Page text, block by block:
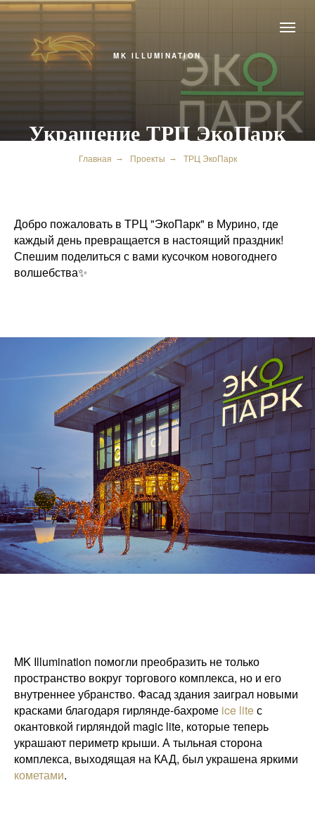
MK ILLUMINATION
Украшение ТРЦ ЭкоПарк
Главная → Проекты → ТРЦ ЭкоПарк
Добро пожаловать в ТРЦ "ЭкоПарк" в Мурино, где
каждый день превращается в настоящий праздник!
Спешим поделиться с вами кусочком новогоднего
волшебства✨
MK Illumination помогли преобразить не только
пространство вокруг торгового комплекса, но и его
внутреннее убранство. Фасад здания заиграл новыми
красками благодаря гирлянде-бахроме ice liteс
окантовкой гирляндой magic lite, которые теперь
украшают периметр крыши. А тыльная сторона
комплекса, выходящая на КАД, был украшена яркими
кометами.